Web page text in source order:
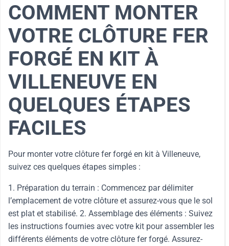
COMMENT MONTER
VOTRE CLÔTURE FER
FORGÉ EN KIT À
VILLENEUVE EN
QUELQUES ÉTAPES
FACILES
Pour monter votre clôture fer forgé en kit à Villeneuve,
suivez ces quelques étapes simples :
1. Préparation du terrain : Commencez par délimiter
l’emplacement de votre clôture et assurez-vous que le sol
est plat et stabilisé. 2. Assemblage des éléments : Suivez
les instructions fournies avec votre kit pour assembler les
différents éléments de votre clôture fer forgé. Assurez-